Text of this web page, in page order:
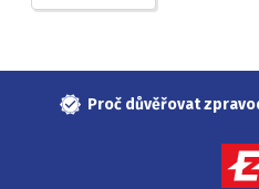
Proč důvěřovat